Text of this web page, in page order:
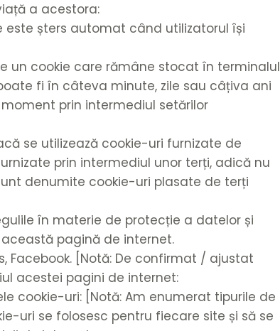
a acestora:
este șters automat când utilizatorul își
un cookie care rămâne stocat în terminalul
fi în câteva minute, zile sau câțiva ani
prin intermediul setărilor
se utilizează cookie-uri furnizate de
prin intermediul unor terți, adică nu
denumite cookie-uri plasate de terți
în materie de protecție a datelor și
pagină de internet.
Facebook. [Notă: De confirmat / ajustat
acestei pagini de internet:
cookie-uri: [Notă: Am enumerat tipurile de
uri se folosesc pentru fiecare site și să se